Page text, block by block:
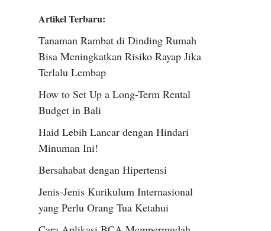
Artikel Terbaru:
Tanaman Rambat di Dinding Rumah
Bisa Meningkatkan Risiko Rayap Jika
Terlalu Lembap
How to Set Up a Long-Term Rental
Budget in Bali
Haid Lebih Lancar dengan Hindari
Minuman Ini!
Bersahabat dengan Hipertensi
Jenis-Jenis Kurikulum Internasional
yang Perlu Orang Tua Ketahui